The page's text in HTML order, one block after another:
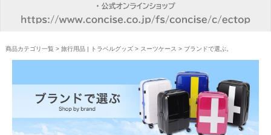
商品カテゴリ一覧 > 旅行用品 | トラベルグッズ> スーツケース > ブランドで選ぶ。